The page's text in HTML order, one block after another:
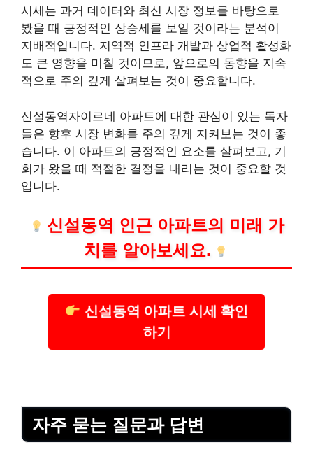
시세는 과거 데이터와 최신 시장 정보를 바탕으로
봤을 때 긍정적인 상승세를 보일 것이라는 분석이
지배적입니다. 지역적 인프라 개발과 상업적 활성화
도 큰 영향을 미칠 것이므로, 앞으로의 동향을 지속
적으로 주의 깊게 살펴보는 것이 중요합니다.
신설동역자이르네 아파트에 대한 관심이 있는 독자
들은 향후 시장 변화를 주의 깊게 지켜보는 것이 좋
습니다. 이 아파트의 긍정적인 요소를 살펴보고, 기
회가 왔을 때 적절한 결정을 내리는 것이 중요할 것
입니다.
신설동역 인근 아파트의 미래 가
치를 알아보세요.
신설동역 아파트 시세 확인
하기
자주 묻는 질문과 답변